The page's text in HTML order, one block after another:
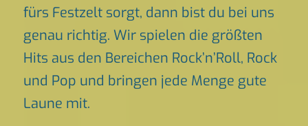
fürs Festzelt sorgt, dann bist du bei uns
genau richtig. Wir spielen die größten
Hits aus den Bereichen Rock’n’Roll, Rock
und Pop und bringen jede Menge gute
Laune mit.